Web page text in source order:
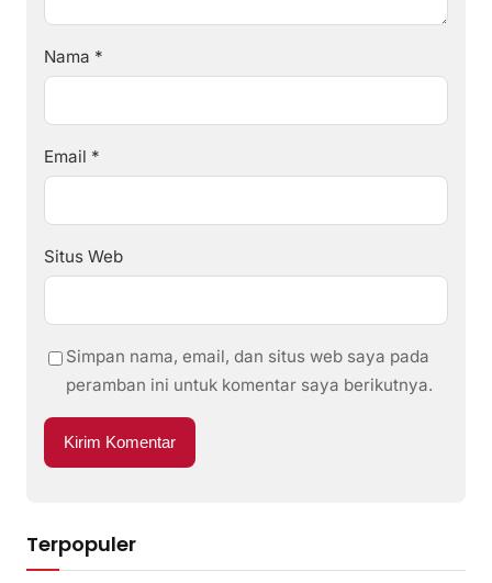
Nama *
Email *
Situs Web
Simpan nama, email, dan situs web saya pada
peramban ini untuk komentar saya berikutnya.
Terpopuler